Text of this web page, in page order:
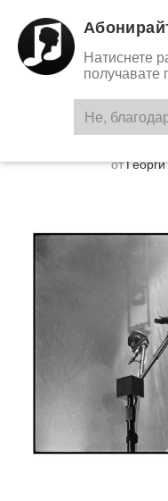
Godsmack –
от
Натиснете
получавате
Не,